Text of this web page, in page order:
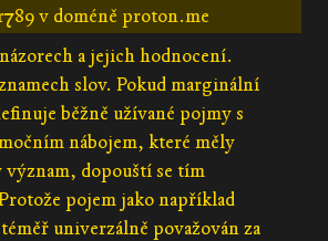
v doméně proton.me
a jejich hodnocení.
slov. Pokud marginální
běžně užívané pojmy s
nábojem, které měly
dopouští se tím
pojem jako například
univerzálně považován za